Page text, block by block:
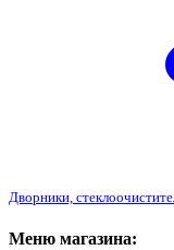
Дворники,
Меню магазина: